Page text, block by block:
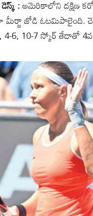
:అమెరికాలోని దక్షిణ
జోడి ఓటమిపాలైంది.
6, 10-7 స్కోర్ తేడాతో